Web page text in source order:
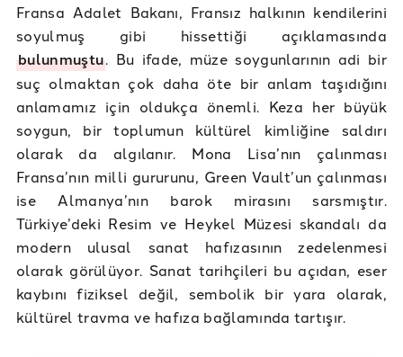
Fransa Adalet Bakanı, Fransız halkının kendilerini
soyulmuş gibi hissettiği açıklamasında
bulunmuştu. Bu ifade, müze soygunlarının adi bir
suç olmaktan çok daha öte bir anlam taşıdığını
anlamamız için oldukça önemli. Keza her büyük
soygun, bir toplumun kültürel kimliğine saldırı
olarak da algılanır. Mona Lisa’nın çalınması
Fransa’nın milli gururunu, Green Vault’un çalınması
ise Almanya’nın barok mirasını sarsmıştır.
Türkiye’deki Resim ve Heykel Müzesi skandalı da
modern ulusal sanat hafızasının zedelenmesi
olarak görülüyor. Sanat tarihçileri bu açıdan, eser
kaybını fiziksel değil, sembolik bir yara olarak,
kültürel travma ve hafıza bağlamında tartışır.